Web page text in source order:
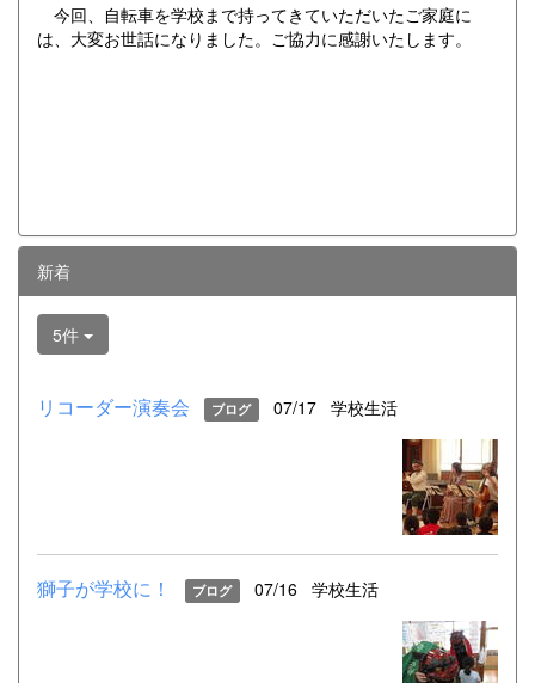
今回、自転車を学校まで持ってきていただいたご家庭に
は、大変お世話になりました。ご協力に感謝いたします。
新着
5件
リコーダー演奏会 ブログ 07/17 学校生活
獅子が学校に！ ブログ 07/16 学校生活